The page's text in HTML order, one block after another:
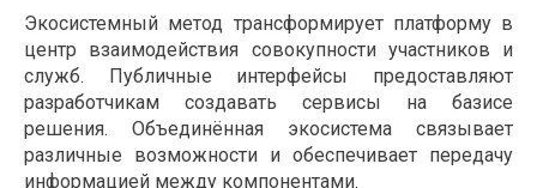
Экосистемный метод трансформирует платформу в
центр взаимодействия совокупности участников и
служб. Публичные интерфейсы предоставляют
разработчикам создавать сервисы на базисе
решения. Объединённая экосистема связывает
различные возможности и обеспечивает передачу
информацией между компонентами.